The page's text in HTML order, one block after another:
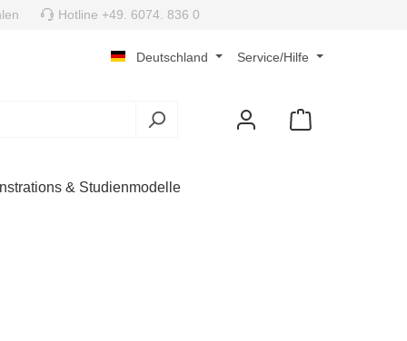
Hotline +49. 6074. 836 0
Deutschland Service/Hilfe
& Studienmodelle